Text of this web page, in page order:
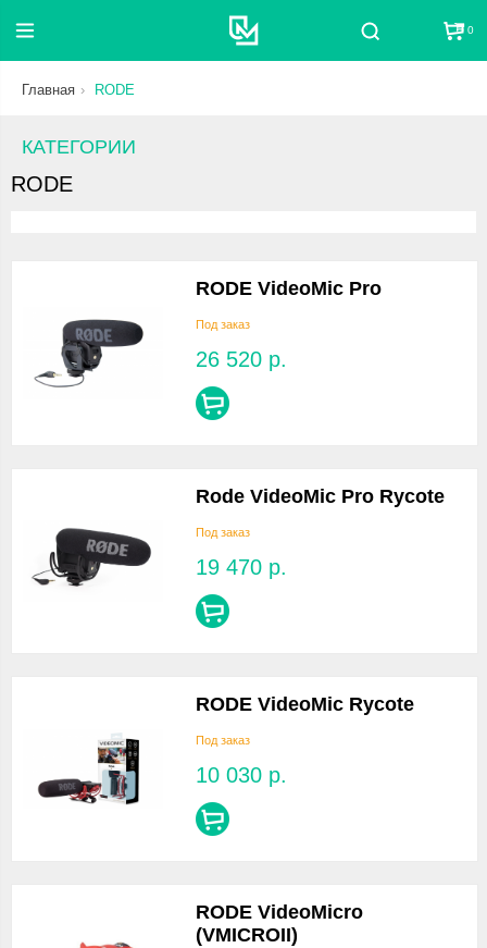
Поиск 0
Главная RODE
КАТЕГОРИИ
RODE
RODE VideoMic Pro
Под заказ
26 520 р.
Rode VideoMic Pro Rycote
Под заказ
19 470 р.
RODE VideoMic Rycote
Под заказ
10 030 р.
RODE VideoMicro
(VMICROII)